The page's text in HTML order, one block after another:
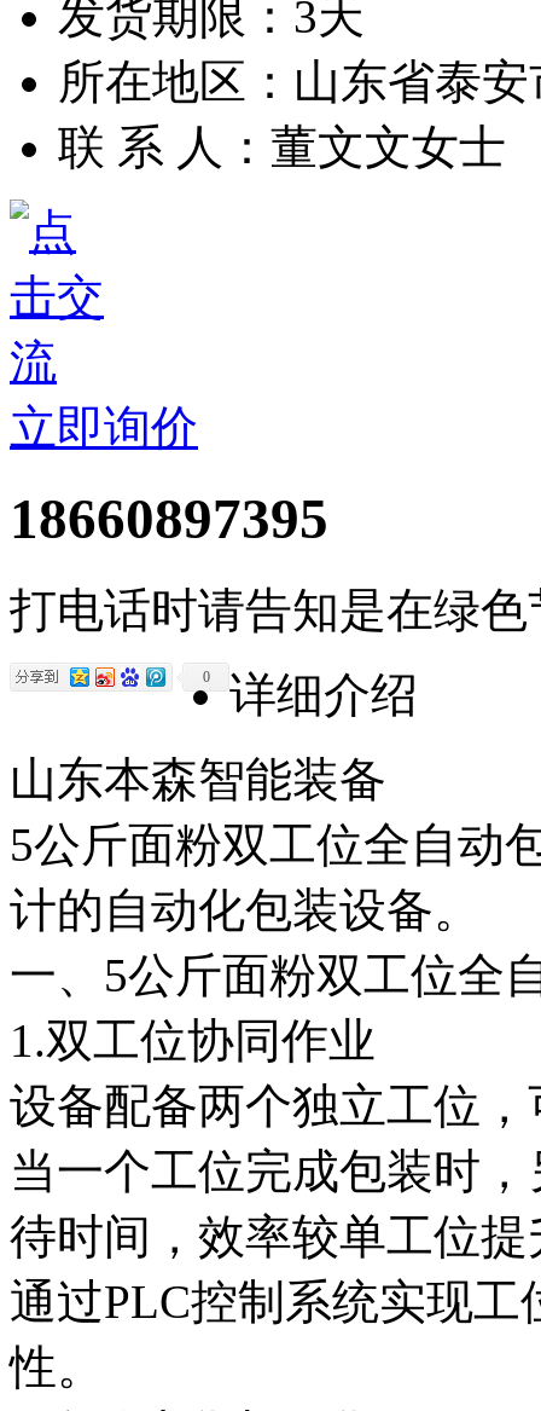
发货期限：3天
所在地区：山东省泰安
联 系 人：董文文女士
立即询价
18660897395
打电话时请告知是在绿
0
详细介绍
山东本森智能装备
5公斤面粉双工位全自动
计的自动化包装设备。
一、5公斤面粉双工位全
1.双工位协同作业
设备配备两个独立工位
当一个工位完成包装时
待时间，效率较单工位提
通过PLC控制系统实现
性。